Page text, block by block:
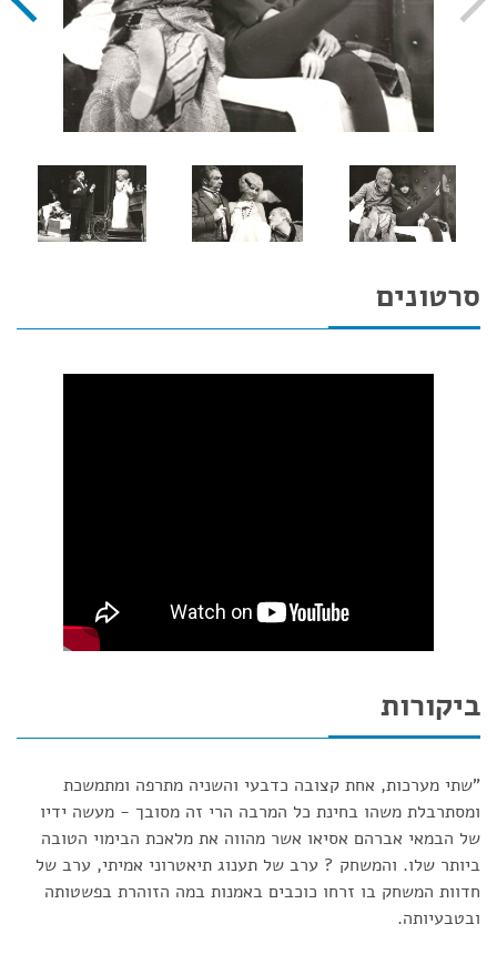
סרטונים
ביקורות
"שתי מערכות, אחת קצובה כדבעי והשניה מתרפה ומתמשכת
ומסתרבלת משהו בחינת כל המרבה הרי זה מסובך - מעשה ידיו
של הבמאי אברהם אסיאו אשר מהווה את מלאכת הבימוי הטובה
ביותר שלו. והמשחק ? ערב של תענוג תיאטרוני אמיתי, ערב של
חדוות המשחק בו זרחו כוכבים באמנות במה הזוהרת בפשטותה
ובטבעיותה.